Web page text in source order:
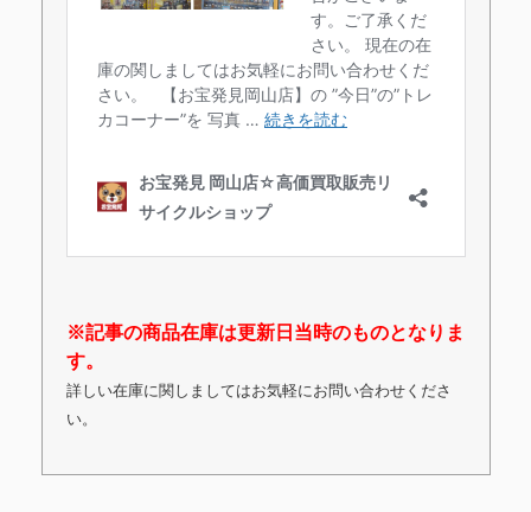
※記事の商品在庫は更新日当時のものとなりま
す。
詳しい在庫に関しましてはお気軽にお問い合わせくださ
い。